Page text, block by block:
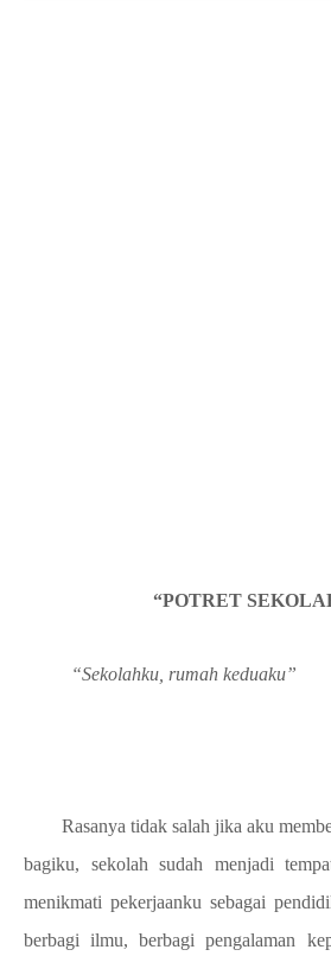
“POTRET
“Sekolahku, rumah keduaku”
Rasanya tidak salah jika aku
bagiku, sekolah sudah menjadi
menikmati pekerjaanku sebagai
berbagi ilmu, berbagi pengalaman